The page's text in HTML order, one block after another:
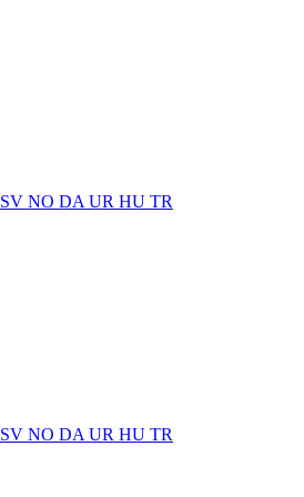
SV NO DA UR HU TR
SV NO DA UR HU TR